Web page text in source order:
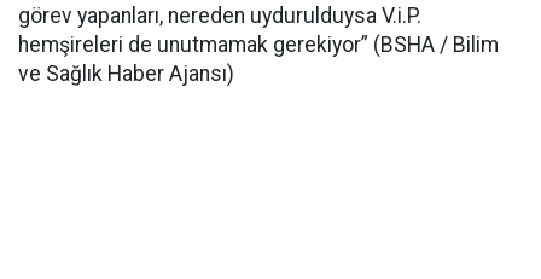
görev yapanları, nereden uydurulduysa V.i.P.
hemşireleri de unutmamak gerekiyor” (BSHA / Bilim
ve Sağlık Haber Ajansı)